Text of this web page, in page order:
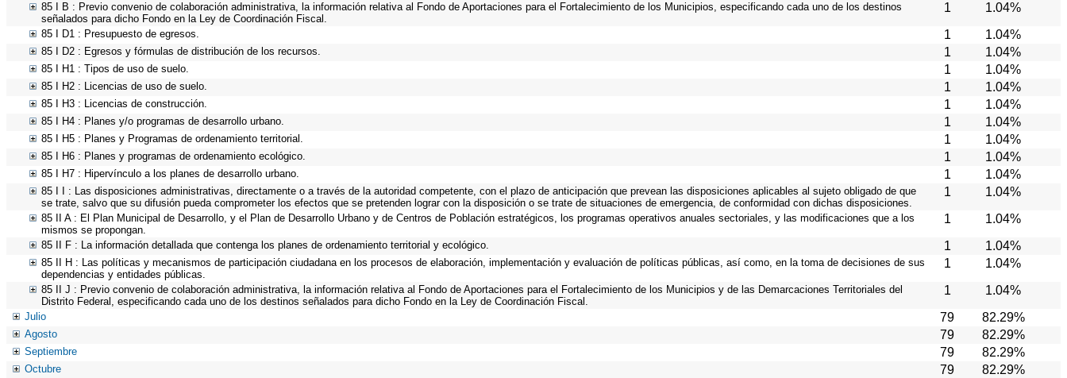
85 I B : Previo convenio de colaboración administrativa, la información relativa al Fondo de Aportaciones para el Fortalecimiento de los Municipios, especificando cada uno de los destinos
señalados para dicho Fondo en la Ley de Coordinación Fiscal.
1 1.04%
85 I D1 : Presupuesto de egresos. 1 1.04%
85 I D2 : Egresos y fórmulas de distribución de los recursos. 1 1.04%
85 I H1 : Tipos de uso de suelo. 1 1.04%
85 I H2 : Licencias de uso de suelo. 1 1.04%
85 I H3 : Licencias de construcción. 1 1.04%
85 I H4 : Planes y/o programas de desarrollo urbano. 1 1.04%
85 I H5 : Planes y Programas de ordenamiento territorial. 1 1.04%
85 I H6 : Planes y programas de ordenamiento ecológico. 1 1.04%
85 I H7 : Hipervínculo a los planes de desarrollo urbano. 1 1.04%
85 I I : Las disposiciones administrativas, directamente o a través de la autoridad competente, con el plazo de anticipación que prevean las disposiciones aplicables al sujeto obligado de que
se trate, salvo que su difusión pueda comprometer los efectos que se pretenden lograr con la disposición o se trate de situaciones de emergencia, de conformidad con dichas disposiciones.
1 1.04%
85 II A : El Plan Municipal de Desarrollo, y el Plan de Desarrollo Urbano y de Centros de Población estratégicos, los programas operativos anuales sectoriales, y las modificaciones que a los
mismos se propongan.
1 1.04%
85 II F : La información detallada que contenga los planes de ordenamiento territorial y ecológico. 1 1.04%
85 II H : Las políticas y mecanismos de participación ciudadana en los procesos de elaboración, implementación y evaluación de políticas públicas, así como, en la toma de decisiones de sus
dependencias y entidades públicas.
1 1.04%
85 II J : Previo convenio de colaboración administrativa, la información relativa al Fondo de Aportaciones para el Fortalecimiento de los Municipios y de las Demarcaciones Territoriales del
Distrito Federal, especificando cada uno de los destinos señalados para dicho Fondo en la Ley de Coordinación Fiscal.
1 1.04%
Julio 79 82.29%
Agosto 79 82.29%
Septiembre 79 82.29%
Octubre 79 82.29%